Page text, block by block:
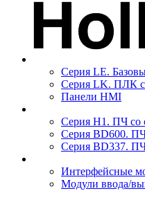
Серия LE.
Серия LK. ПЛК с
Панели HMI
Серия H1. ПЧ со
Серия BD600.
Серия BD337.
Интерфейсные
Модули ввода/